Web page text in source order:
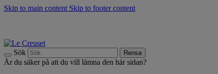
Skip to main content Skip to footer content
Sök Rensa
Är du säker på att du vill lämna den här sidan?